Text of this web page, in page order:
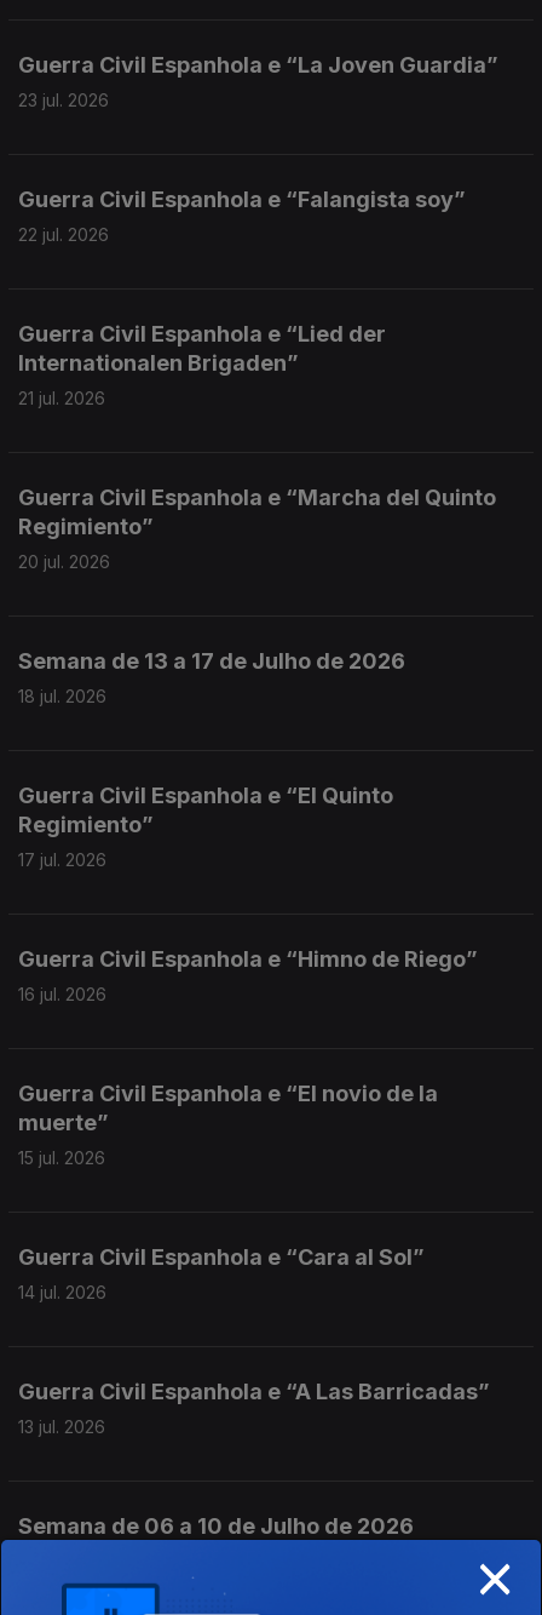
Guerra Civil Espanhola e “La Joven Guardia”
23 jul. 2026
Guerra Civil Espanhola e “Falangista soy”
22 jul. 2026
Guerra Civil Espanhola e “Lied der
Internationalen Brigaden”
21 jul. 2026
Guerra Civil Espanhola e “Marcha del Quinto
Regimiento”
20 jul. 2026
Semana de 13 a 17 de Julho de 2026
18 jul. 2026
Guerra Civil Espanhola e “El Quinto
Regimiento”
17 jul. 2026
Guerra Civil Espanhola e “Himno de Riego”
16 jul. 2026
Guerra Civil Espanhola e “El novio de la
muerte”
15 jul. 2026
Guerra Civil Espanhola e “Cara al Sol”
14 jul. 2026
Guerra Civil Espanhola e “A Las Barricadas”
13 jul. 2026
Semana de 06 a 10 de Julho de 2026
×